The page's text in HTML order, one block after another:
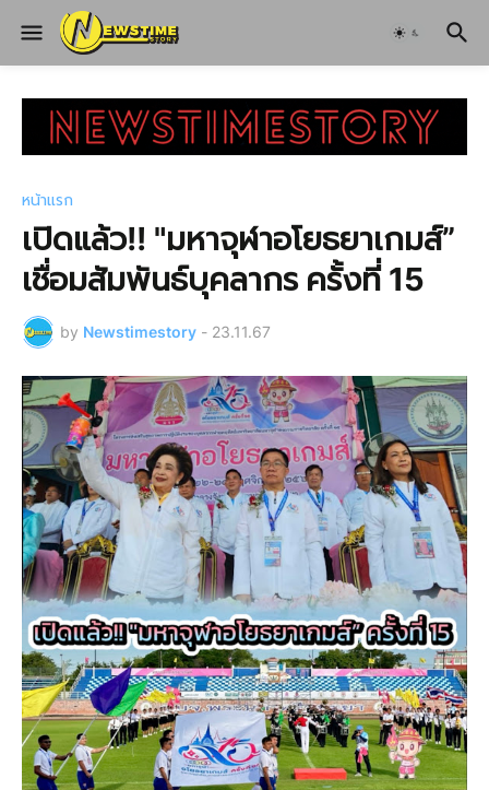
หน้าแรก
เปิดแล้ว!! "มหาจุฬาอโยธยาเกมส์”
เชื่อมสัมพันธ์บุคลากร ครั้งที่ 15
by Newstimestory - 23.11.67